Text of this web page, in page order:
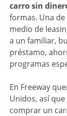
carro sin
formas. Una
medio de
a un familiar,
préstamo,
programas
En Freeway
Unidos, así
comprar un